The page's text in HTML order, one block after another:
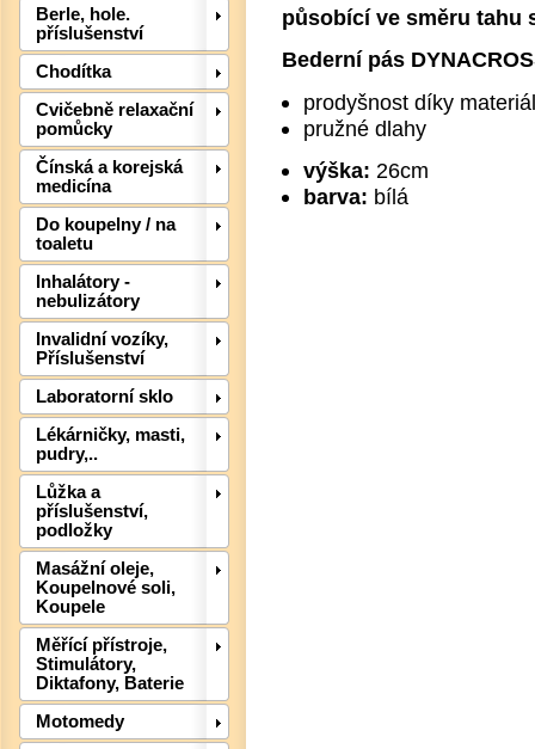
Berle, hole.
příslušenství
Chodítka
Cvičebně relaxační
pomůcky
Čínská a korejská
medicína
Do koupelny / na
toaletu
Inhalátory -
nebulizátory
Invalidní vozíky,
Příslušenství
Laboratorní sklo
Lékárničky, masti,
pudry,..
Lůžka a
příslušenství,
podložky
Masážní oleje,
Koupelnové soli,
Koupele
Měřící přístroje,
Stimulátory,
Diktafony, Baterie
Motomedy
působící ve směru tahu
Bederní pás
prodyšnost díky
pružné dlahy
výška: 26cm
barva: bílá